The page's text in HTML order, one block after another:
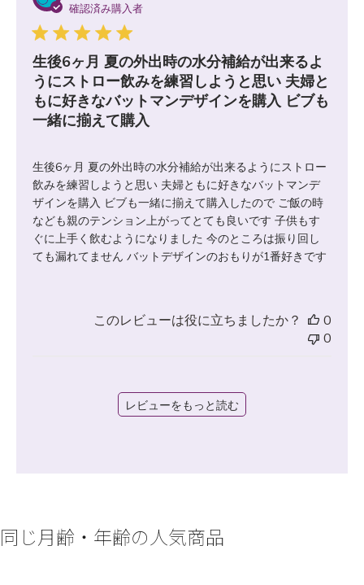
確認済み購入者
生後6ヶ月 夏の外出時の水分補給が出来るよ
うにストロー飲みを練習しようと思い 夫婦と
もに好きなバットマンデザインを購入 ビブも
一緒に揃えて購入
生後6ヶ月 夏の外出時の水分補給が出来るようにストロー
飲みを練習しようと思い 夫婦ともに好きなバットマンデ
ザインを購入 ビブも一緒に揃えて購入したので ご飯の時
なども親のテンション上がってとても良いです 子供もす
ぐに上手く飲むようになりました 今のところは振り回し
ても漏れてません バットデザインのおもりが1番好きです
このレビューは役に立ちましたか？
0
0
レビューをもっと読む
同じ月齢・年齢の人気商品